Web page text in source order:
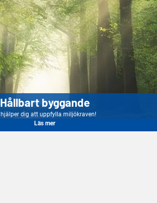
Hållbart byggande
dig att uppfylla miljökraven!
Läs mer